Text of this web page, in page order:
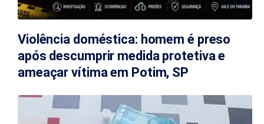
Violência doméstica: homem é preso
após descumprir medida protetiva e
ameaçar vítima em Potim, SP